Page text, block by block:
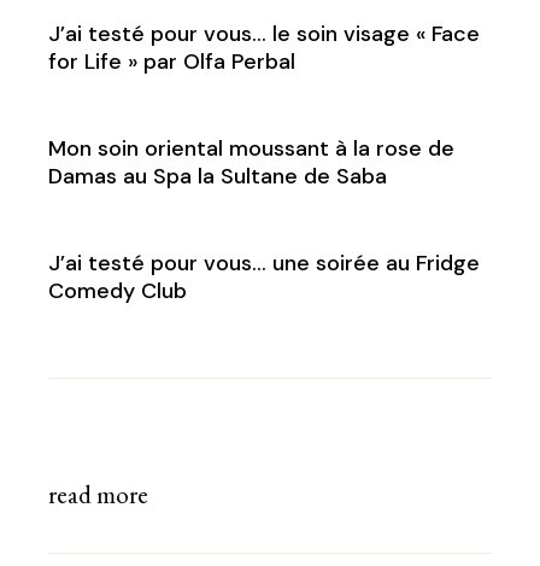
J’ai testé pour vous… le soin visage « Face
for Life » par Olfa Perbal
Mon soin oriental moussant à la rose de
Damas au Spa la Sultane de Saba
J’ai testé pour vous… une soirée au Fridge
Comedy Club
read more